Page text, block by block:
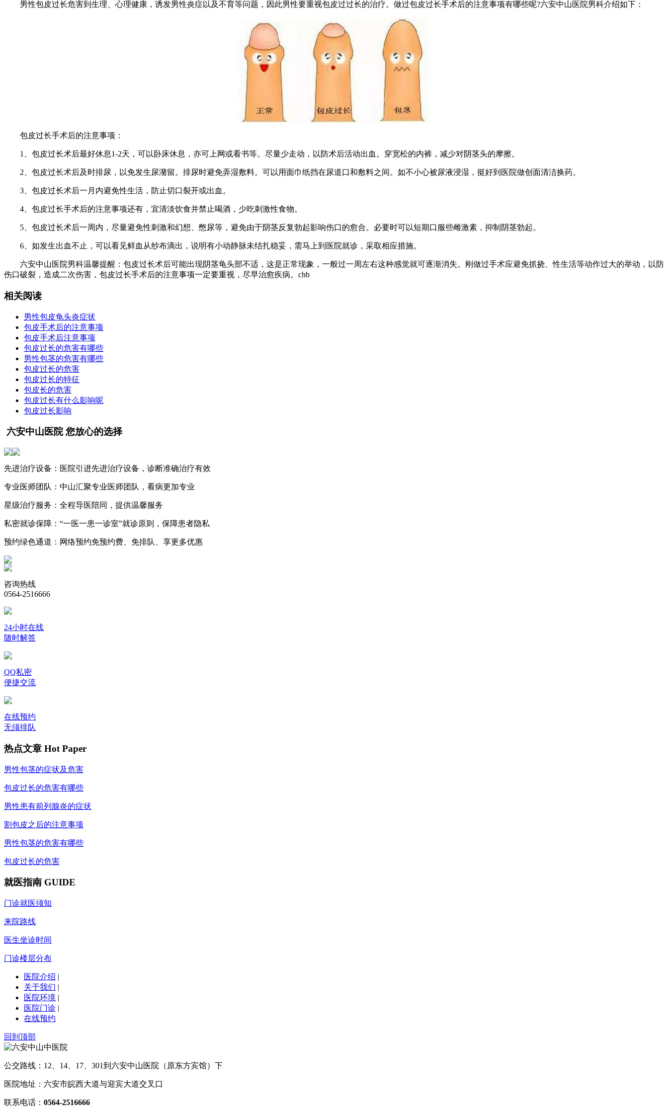
男性包皮过长危害到生理、心理健康，诱发男性炎症以及不育等问题，因此男性要重视包皮过过长的治疗。做过包皮过长手术后的注意事项有哪些呢?六安中山医院男科介绍如下：
包皮过长手术后的注意事项：
1、包皮过长术后最好休息1-2天，可以卧床休息，亦可上网或看书等。尽量少走动，以防术后活动出血。穿宽松的内裤，减少对阴茎头的摩擦。
2、包皮过长术后及时排尿，以免发生尿潴留。排尿时避免弄湿敷料。可以用面巾纸挡在尿道口和敷料之间。如不小心被尿液浸湿，挺好到医院做创面清洁换药。
3、包皮过长术后一月内避免性生活，防止切口裂开或出血。
4、包皮过长手术后的注意事项还有，宜清淡饮食并禁止喝酒，少吃刺激性食物。
5、包皮过长术后一周内，尽量避免性刺激和幻想、憋尿等，避免由于阴茎反复勃起影响伤口的愈合。必要时可以短期口服些雌激素，抑制阴茎勃起。
6、如发生出血不止，可以看见鲜血从纱布滴出，说明有小动静脉未结扎稳妥，需马上到医院就诊，采取相应措施。
六安中山医院男科温馨提醒：包皮过长术后可能出现阴茎龟头部不适，这是正常现象，一般过一周左右这种感觉就可逐渐消失。刚做过手术应避免抓挠、性生活等动作过大的举动，以防
伤口破裂，造成二次伤害，包皮过长手术后的注意事项一定要重视，尽早治愈疾病。chb
相关阅读
男性包皮龟头炎症状
包皮手术后的注意事项
包皮手术后注意事项
包皮过长的危害有哪些
男性包茎的危害有哪些
包皮过长的危害
包皮过长的特征
包皮长的危害
包皮过长有什么影响呢
包皮过长影响
六安中山医院 您放心的选择
先进治疗设备： 医院引进先进治疗设备，诊断准确治疗有效
专业医师团队： 中山汇聚专业医师团队，看病更加专业
星级治疗服务： 全程导医陪同，提供温馨服务
私密就诊保障： “一医一患一诊室”就诊原则，保障患者隐私
预约绿色通道： 网络预约免预约费、免排队、享更多优惠
咨询热线
0564-2516666
24小时在线
随时解答
QQ私密
便捷交流
在线预约
无须排队
热点文章 Hot Paper
男性包茎的症状及危害
包皮过长的危害有哪些
男性患有前列腺炎的症状
割包皮之后的注意事项
男性包茎的危害有哪些
包皮过长的危害
就医指南 GUIDE
门诊就医须知
来院路线
医生坐诊时间
门诊楼层分布
医院介绍 |
关于我们 |
医院环境 |
医院门诊 |
在线预约
回到顶部
公交路线：12、14、17、301到六安中山医院（原东方宾馆）下
医院地址：六安市皖西大道与迎宾大道交叉口
联系电话： 0564-2516666